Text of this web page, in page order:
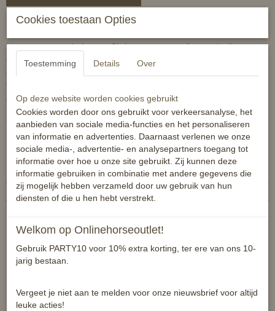
Bandage onderlappen uit de 2022 kerstcollectie van HB Ruitersport
Luxe gestept onderlappen Christmas met smalle strook glitter wat
op de gehele collectie terug komt.
Aan binnenzijde speciaal gevoerde cool max voering die het vocht
goed opneemt en reguleert.
Verpakt per 2 stuks
* exclusief bandages
Specificaties
Productcode 8720574869835
EAN code 8720574869835
Ook interessant
Cookies toestaan Opties
Toestemming Details Over
Op deze website worden cookies gebruikt
Cookies worden door ons gebruikt voor verkeersanalyse, het
aanbieden van sociale media-functies en het personaliseren
van informatie en advertenties. Daarnaast verlenen we onze
sociale media-, advertentie- en analysepartners toegang tot
informatie over hoe u onze site gebruikt. Zij kunnen deze
informatie gebruiken in combinatie met andere gegevens die
zij mogelijk hebben verzameld door uw gebruik van hun
diensten of die u hen hebt verstrekt.
Welkom op Onlinehorseoutlet!
Gebruik PARTY10 voor 10% extra korting, ter ere van ons 10-
jarig bestaan.
Vergeet je niet aan te melden voor onze nieuwsbrief voor altijd
leuke acties!